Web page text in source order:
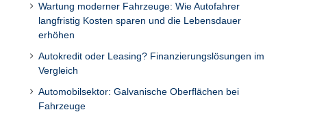
Wartung moderner Fahrzeuge: Wie Autofahrer
langfristig Kosten sparen und die Lebensdauer
erhöhen
Autokredit oder Leasing? Finanzierungslösungen im
Vergleich
Automobilsektor: Galvanische Oberflächen bei
Fahrzeuge